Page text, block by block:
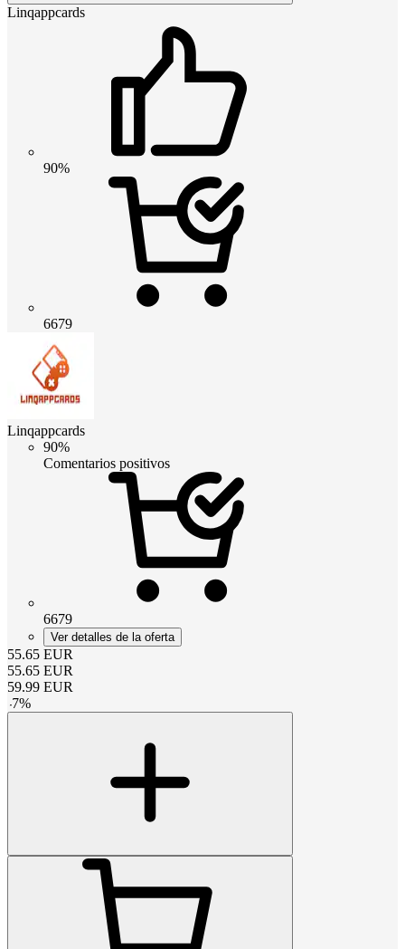
Linqappcards
90%
6679
Linqappcards
90%
Comentarios positivos
6679
Ver detalles de la oferta
55.65 EUR
55.65 EUR
59.99 EUR
-7%